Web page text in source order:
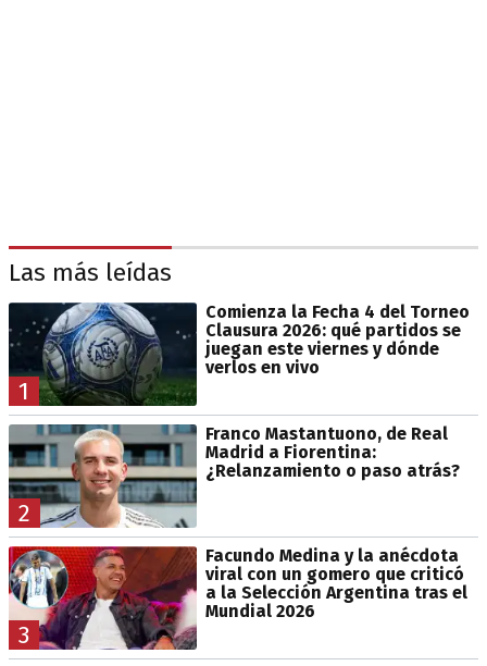
Las más leídas
1
Comienza la Fecha 4 del Torneo
Clausura 2026: qué partidos se
juegan este viernes y dónde
verlos en vivo
2
Franco Mastantuono, de Real
Madrid a Fiorentina:
¿Relanzamiento o paso atrás?
3
Facundo Medina y la anécdota
viral con un gomero que criticó
a la Selección Argentina tras el
Mundial 2026